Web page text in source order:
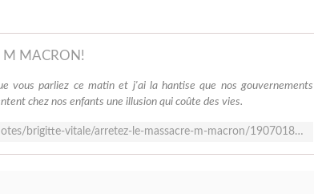
M MACRON!
vous parliez ce matin et j'ai la hantise que nos gouvernements
chez nos enfants une illusion qui coûte des vies.
https://www.facebook.com/notes/brigitte-vitale/arretez-le-massacre-m-macron/190701854600416